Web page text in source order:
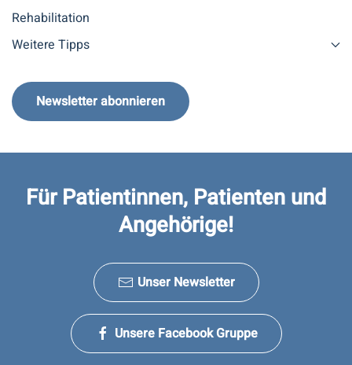
Rehabilitation
Weitere Tipps
Newsletter abonnieren
Für Patientinnen, Patienten und
Angehörige!
Unser Newsletter
Unsere Facebook Gruppe